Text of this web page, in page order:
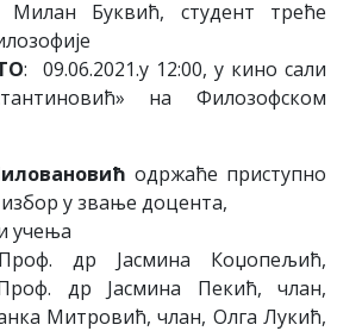
Милан Буквић, студент треће
: 09.06.2021.у 12:00, у кино сали
на Филозофском
одржаће приступно
у звање доцента,
учења
др Јасмина Коџопељић,
др Јасмина Пекић, члан,
Митровић, члан, Олга Лукић,